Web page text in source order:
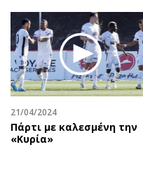
21/04/2024
Πάρτι με καλεσμένη την
«Κυρία»